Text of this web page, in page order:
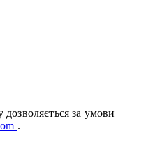
дозволяється за умови
.